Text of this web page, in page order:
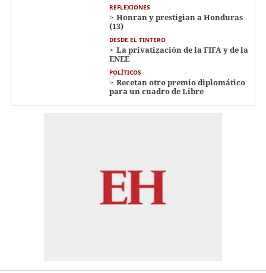
REFLEXIONES
Honran y prestigian a Honduras
(13)
DESDE EL TINTERO
La privatización de la FIFA y de la
ENEE
POLÍTICOS
Recetan otro premio diplomático
para un cuadro de Libre